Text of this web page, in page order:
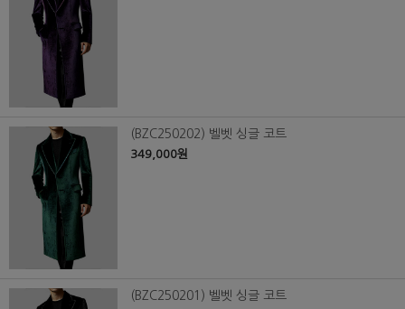
(BZC250202) 벨벳 싱글 코트
349,000원
(BZC250201) 벨벳 싱글 코트